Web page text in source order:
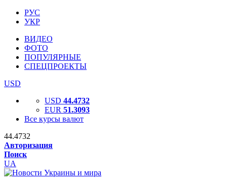
РУС
УКР
ВИДЕО
ФОТО
ПОПУЛЯРНЫЕ
СПЕЦПРОЕКТЫ
USD
USD 44.4732
EUR 51.3093
Все курсы валют
44.4732
Авторизация
Поиск
UA